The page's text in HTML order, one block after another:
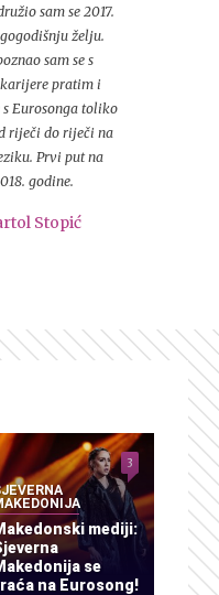
sam se 2017.
želju.
sam se s
pratim i
s Eurosonga toliko
riječi do riječi na
Prvi put na
godine.
Stopić
mediji:
se
na Eurosong!
3